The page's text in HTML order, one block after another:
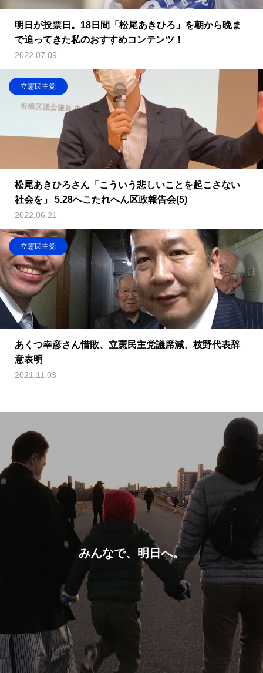
明日が投票日。18日間「松尾あきひろ」を朝から晩ま
で追ってきた私のおすすめコンテンツ！
2022.07.09
立憲民主党
松尾あきひろさん「こういう悲しいことを起こさない
社会を」 5.28へこたれへん区政報告会(5)
2022.06.21
立憲民主党
あくつ幸彦さん惜敗、立憲民主党議席減、枝野代表辞
意表明
2021.11.03
みんなで、明日へ。